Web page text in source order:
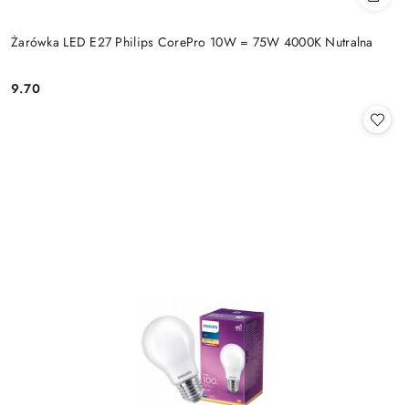
Żarówka LED E27 Philips CorePro 10W = 75W 4000K Nutralna
Cena:
9.70